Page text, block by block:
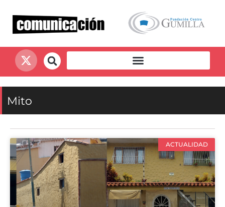
Mito
ACTUALIDAD